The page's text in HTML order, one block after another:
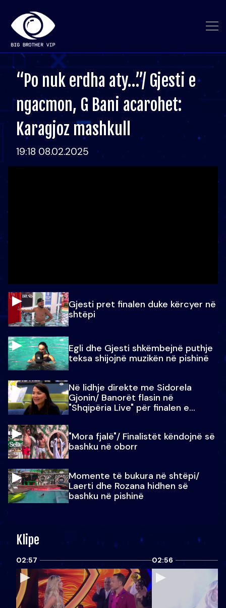
“Po nuk erdha aty…”/ Gjesti e
ngacmon, G Bani acarohet:
Karagjoz mashkull
19:18 08.02.2025
Gjesti pret finalen duke kërcyer në
shtëpi
Egli dhe Gjesti shkëmbejnë puthje
teksa shijojnë muzikën në pishinë
Në lidhje direkte me Sidorela
Gjonin/ Banorët flasin në
"Shqipëria Live" për finalen e
"Mora fjalë"/ Finalistët këndojnë së
bashku në oborr
Momente të bukura në shtëpi/
Laerti dhe Rozana hidhen së
bashku në pishinë
Klipe
02:57 02:56